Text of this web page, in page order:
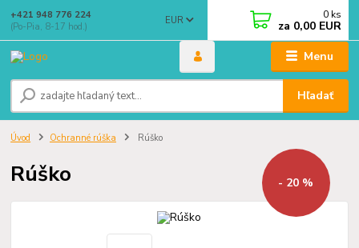
Menu
EUR
Hľadať
+421 948 776 224
(Po-Pia, 8-17 hod.)
0 ks
za 0,00 EUR
Úvod Ochranné rúška Rúško
Rúško - 20 %